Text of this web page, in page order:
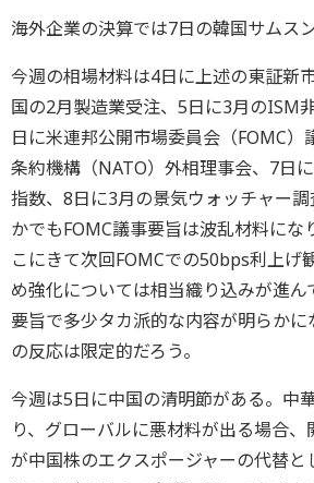
海外企業の決算では7日の韓国サムス
今週の相場材料は4日に上述の東証新
国の2月製造業受注、5日に3月のISM
日に米連邦公開市場委員会（FOMC）
条約機構（NATO）外相理事会、7日
指数、8日に3月の景気ウォッチャー
かでもFOMC議事要旨は波乱材料にな
こにきて次回FOMCでの50bps利上げ
め強化については相当織り込みが進
要旨で多少タカ派的な内容が明らか
の反応は限定的だろう。
今週は5日に中国の清明節がある。中
り、グローバルに悪材料が出る場合
が中国株のエクスポージャーの代替と